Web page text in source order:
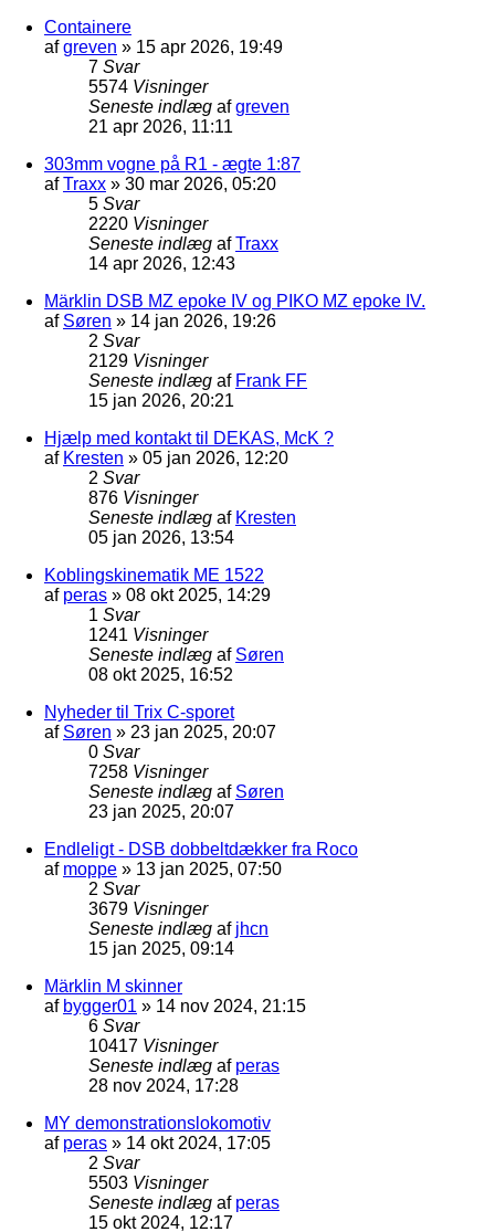
Containere
afgreven » 15 apr 2026, 19:49
7 Svar
5574 Visninger
Seneste indlæg afgreven
21 apr 2026, 11:11
303mm vogne på R1 - ægte 1:87
afTraxx » 30 mar 2026, 05:20
5 Svar
2220 Visninger
Seneste indlæg afTraxx
14 apr 2026, 12:43
Märklin DSB MZ epoke IV og PIKO MZ epoke IV.
af Søren » 14 jan 2026, 19:26
2 Svar
2129 Visninger
Seneste indlæg af Frank FF
15 jan 2026, 20:21
Hjælp med kontakt til DEKAS, McK ?
af Kresten » 05 jan 2026, 12:20
2 Svar
876 Visninger
Seneste indlæg af Kresten
05 jan 2026, 13:54
Koblingskinematik ME 1522
af peras » 08 okt 2025, 14:29
1 Svar
1241 Visninger
Seneste indlæg af Søren
08 okt 2025, 16:52
Nyheder til Trix C-sporet
af Søren » 23 jan 2025, 20:07
0 Svar
7258 Visninger
Seneste indlæg af Søren
23 jan 2025, 20:07
Endleligt - DSB dobbeltdækker fra Roco
af moppe » 13 jan 2025, 07:50
2 Svar
3679 Visninger
Seneste indlæg af jhcn
15 jan 2025, 09:14
Märklin M skinner
af bygger01 » 14 nov 2024, 21:15
6 Svar
10417 Visninger
Seneste indlæg af peras
28 nov 2024, 17:28
MY demonstrationslokomotiv
af peras » 14 okt 2024, 17:05
2 Svar
5503 Visninger
Seneste indlæg af peras
15 okt 2024, 12:17